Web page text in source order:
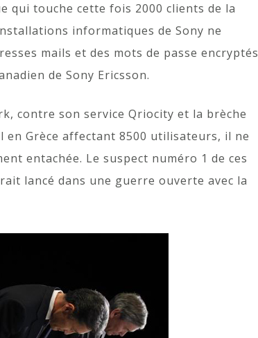
qui touche cette fois 2000 clients de la
informatiques de Sony ne
mails et des mots de passe encryptés
de Sony Ericsson.
contre son service Qriocity et la brèche
Grèce affectant 8500 utilisateurs, il ne
entachée. Le suspect numéro 1 de ces
lancé dans une guerre ouverte avec la